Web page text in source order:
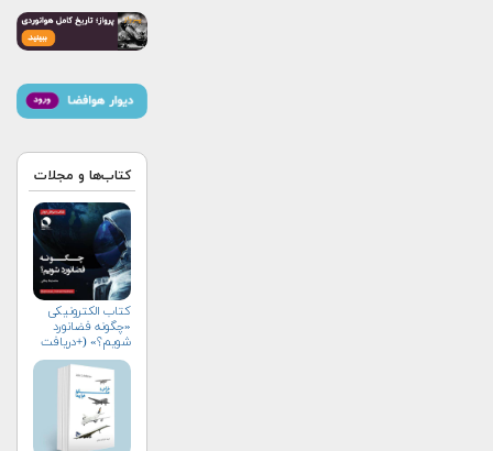
کتاب‌ها و مجلات
کتاب الکترونیکی
«چگونه فضانورد
شویم؟» (+دریافت
رایگان)